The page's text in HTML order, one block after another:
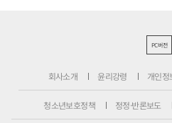
PC버전
회사소개 윤리강령 개인정
청소년보호정책 정정·반론보도